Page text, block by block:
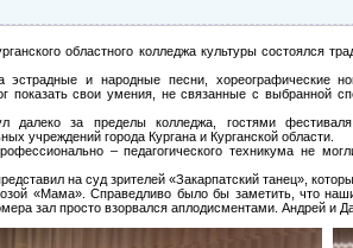
областного колледжа культуры состоялся
эстрадные и народные песни, хореографические
показать свои умения, не связанные с выбранной
далеко за пределы колледжа, гостями
учреждений города Кургана и Курганской области.
– педагогического техникума не
на суд зрителей «Закарпатский танец»,
«Мама». Справедливо было бы заметить, что
зал просто взорвался аплодисментами. Андрей и